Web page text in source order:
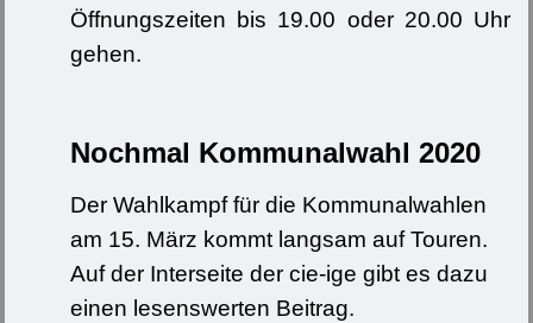
Öffnungszeiten bis 19.00 oder 20.00 Uhr
gehen.
Nochmal Kommunalwahl 2020
Der Wahlkampf für die Kommunalwahlen
am 15. März kommt langsam auf Touren.
Auf der Interseite der cie-ige gibt es dazu
einen lesenswerten Beitrag.